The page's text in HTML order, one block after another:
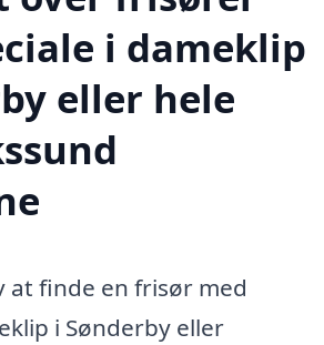
i dameklip
eller hele
at finde en frisør med
i Sønderby eller